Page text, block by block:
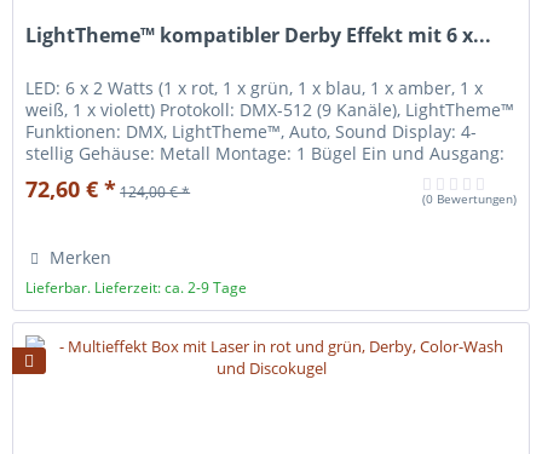
LightTheme™ kompatibler Derby Effekt mit 6 x...
LED: 6 x 2 Watts (1 x rot, 1 x grün, 1 x blau, 1 x amber, 1 x
weiß, 1 x violett) Protokoll: DMX-512 (9 Kanäle), LightTheme™
Funktionen: DMX, LightTheme™, Auto, Sound Display: 4-
stellig Gehäuse: Metall Montage: 1 Bügel Ein und Ausgang:
3-pin DMX / LightTheme™ und IEC Verwendung:
Innenräume Stromverbrauch: 40 Watt Abmessungen: 20 x
72,60 € *124,00 € * (0 Bewertungen)
Merken
Lieferbar. Lieferzeit: ca. 2-9 Tage